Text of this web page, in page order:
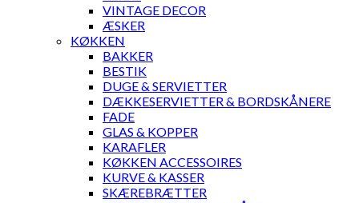
VINTAGE DECOR
ÆSKER
KØKKEN
BAKKER
BESTIK
DUGE & SERVIETTER
DÆKKESERVIETTER & BORDSKÅNERE
FADE
GLAS & KOPPER
KARAFLER
KØKKEN ACCESSOIRES
KURVE & KASSER
SKÆREBRÆTTER